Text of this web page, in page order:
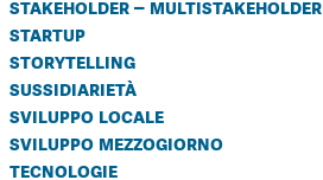
stakeholder – multistakeholder
startup
storytelling
sussidiarietà
sviluppo locale
sviluppo mezzogiorno
tecnologie